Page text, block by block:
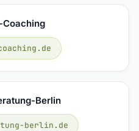
Berlin
berlin.de